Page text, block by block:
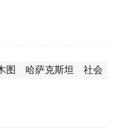
图 哈萨克斯坦 社会